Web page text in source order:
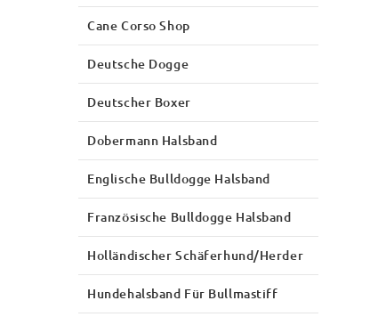
Cane Corso Shop
Deutsche Dogge
Deutscher Boxer
Dobermann Halsband
Englische Bulldogge Halsband
Französische Bulldogge Halsband
Holländischer Schäferhund/Herder
Hundehalsband Für Bullmastiff